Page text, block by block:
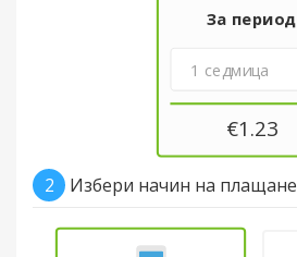
За период
1 седмица
€1.23
2 Избери начин на плащане